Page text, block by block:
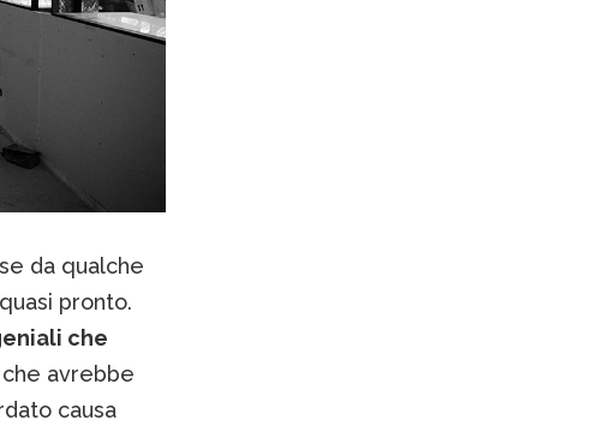
da qualche
pronto.
che
avrebbe
causa